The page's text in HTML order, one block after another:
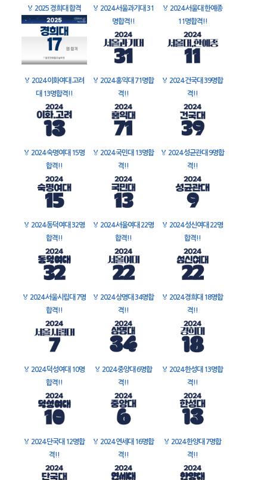
🏅 2025 경희대 합격 🏅 2024 서울과기대 31
명합격!!
🏅 2024 서울대 한예종
11명합격!!
🏅 2024 이화여대 고려
대 13명합격!!
🏅 2024 홍익대 71명합
격!!
🏅 2024 건국대 39명합
격!!
🏅 2024 숙명여대 15명
합격!!
🏅 2024 국민대 13명합
격!!
🏅 2024 성균관대 9명합
격!!
🏅 2024 동덕여대 32명
합격!!
🏅 2024 서울여대 22명
합격!!
🏅 2024 성신여대 22명
합격!!
🏅 2024 서울시립대 7명
합격!!
🏅 2024 상명대 34명합
격!!
🏅 2024 경희대 18명합
격!!
🏅 2024 덕성여대 10명
합격!!
🏅 2024 중앙대 6명합
격!!
🏅 2024 한성대 13명합
격!!
🏅 2024 단국대 12명합
격!!
🏅 2024 연세대 16명합
격!!
🏅 2024 한양대 7명합
격!!